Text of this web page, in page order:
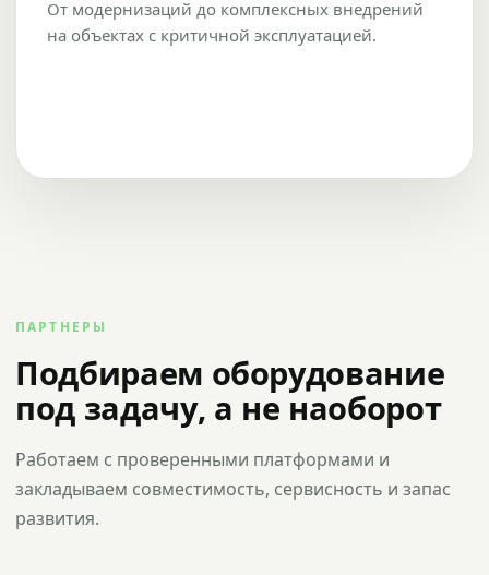
От модернизаций до комплексных внедрений
на объектах с критичной эксплуатацией.
ПАРТНЕРЫ
Подбираем оборудование
под задачу, а не наоборот
Работаем с проверенными платформами и
закладываем совместимость, сервисность и запас
развития.